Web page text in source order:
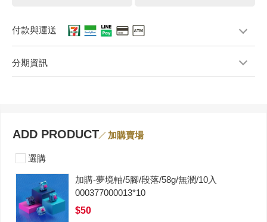
付款與運送
分期資訊
ADD PRODUCT 加購賣場
選購
加購-夢境軸/5腳/段落/58g/無潤/10入
000377000013*10
$50